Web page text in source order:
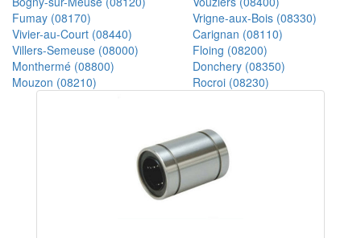
Fumay (08170)
Vrigne-aux-Bois (08330)
Vivier-au-Court (08440)
Carignan (08110)
Villers-Semeuse (08000)
Floing (08200)
Monthermé (08800)
Donchery (08350)
Mouzon (08210)
Rocroi (08230)